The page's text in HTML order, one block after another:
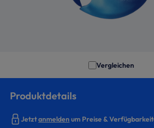
Vergleichen
Produktdetails
Jetztanmeldenum Preise &